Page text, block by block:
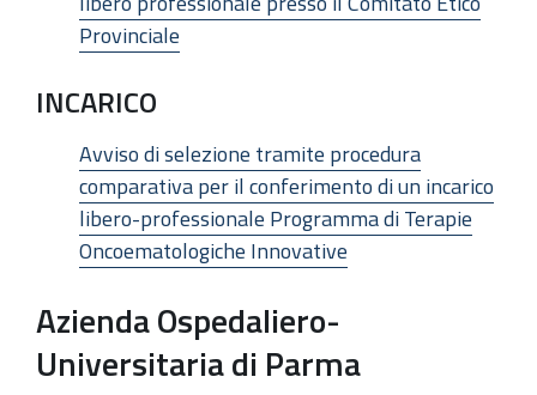
Provinciale
INCARICO
Avviso di selezione tramite procedura
comparativa per il conferimento di un incarico
libero-professionale Programma di Terapie
Oncoematologiche Innovative
Azienda Ospedaliero-
Universitaria di Parma